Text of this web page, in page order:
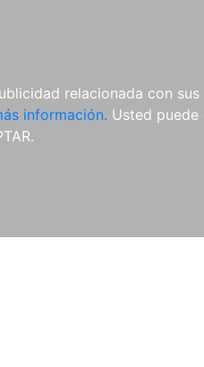
relacionada con
información. Usted
CDS Y
DVDS
MATERIAL
COMPLEMENTARIO